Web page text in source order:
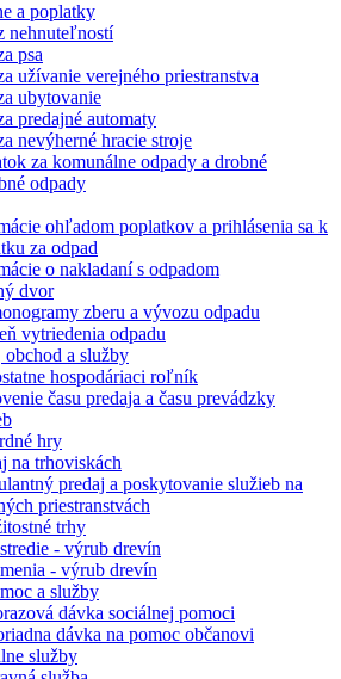
a poplatky
nehnuteľností
psa
užívanie verejného priestranstva
ubytovanie
predajné automaty
nevýherné hracie stroje
za komunálne odpady a drobné
odpady
ohľadom poplatkov a prihlásenia sa k
za odpad
o nakladaní s odpadom
dvor
zberu a vývozu odpadu
vytriedenia odpadu
obchod a služby
hospodáriaci roľník
času predaja a času prevádzky
hry
na trhoviskách
predaj a poskytovanie služieb na
priestranstvách
trhy
- výrub drevín
- výrub drevín
a služby
dávka sociálnej pomoci
dávka na pomoc občanovi
služby